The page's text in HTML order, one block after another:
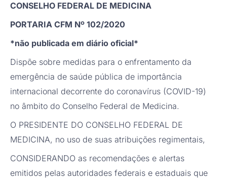
CONSELHO FEDERAL DE MEDICINA
PORTARIA CFM Nº 102/2020
*não publicada em diário oficial*
Dispõe sobre medidas para o enfrentamento da
emergência de saúde pública de importância
internacional decorrente do coronavírus (COVID-19)
no âmbito do Conselho Federal de Medicina.
O PRESIDENTE DO CONSELHO FEDERAL DE
MEDICINA, no uso de suas atribuições regimentais,
CONSIDERANDO as recomendações e alertas
emitidos pelas autoridades federais e estaduais que